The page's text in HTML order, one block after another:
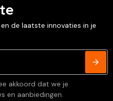
de laatste innovaties in je
akkoord dat we je
en aanbiedingen.